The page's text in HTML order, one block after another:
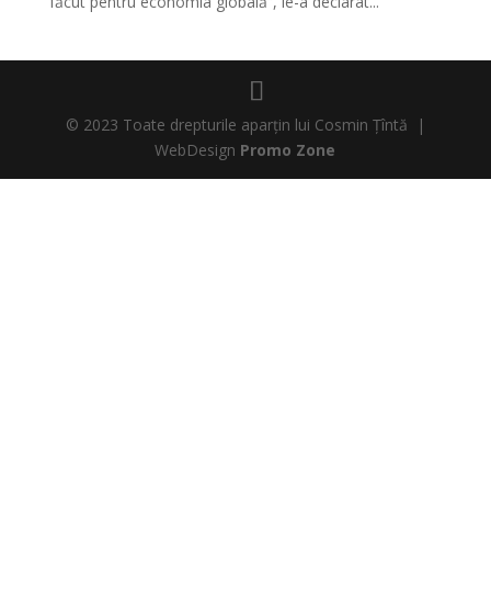
© 2023 Toate drepturile aparțin lui Cosmin Țîntă |
WebDesign Promo Zone